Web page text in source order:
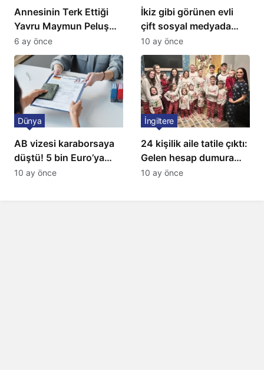
Annesinin Terk Ettiği
Yavru Maymun Peluş
Oyuncağını Anne Bildi
6 ay önce
İkiz gibi görünen evli
çift sosyal medyada
gündem oldu
10 ay önce
AB vizesi karaborsaya
düştü! 5 bin Euro’ya
varan fiyatlarla
Dünya
10 ay önce
24 kişilik aile tatile çıktı:
Gelen hesap dumura
uğrattı
İngiltere
10 ay önce